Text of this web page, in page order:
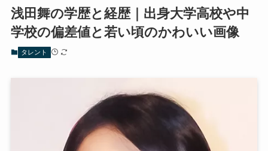
浅田舞の学歴と経歴｜出身大学高校や中
学校の偏差値と若い頃のかわいい画像
タレント